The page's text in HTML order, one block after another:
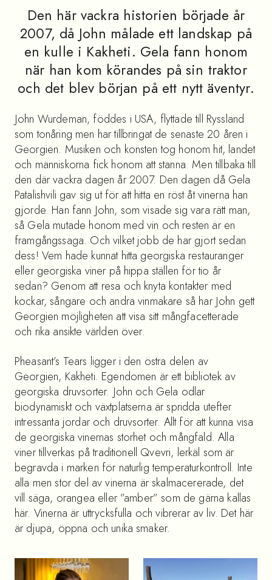
Den här vackra historien började år
2007, då John målade ett landskap på
en kulle i Kakheti. Gela fann honom
när han kom körandes på sin traktor
och det blev början på ett nytt äventyr.
John Wurdeman, föddes i USA, flyttade till Ryssland
som tonåring men har tillbringat de senaste 20 åren i
Georgien. Musiken och konsten tog honom hit, landet
och människorna fick honom att stanna. Men tillbaka till
den där vackra dagen år 2007. Den dagen då Gela
Patalishvili gav sig ut för att hitta en röst åt vinerna han
gjorde. Han fann John, som visade sig vara rätt man,
så Gela mutade honom med vin och resten är en
framgångssaga. Och vilket jobb de har gjort sedan
dess! Vem hade kunnat hitta georgiska restauranger
eller georgiska viner på hippa ställen för tio år
sedan? Genom att resa och knyta kontakter med
kockar, sångare och andra vinmakare så har John gett
Georgien möjligheten att visa sitt mångfacetterade
och rika ansikte världen över.
Pheasant’s Tears ligger i den östra delen av
Georgien, Kakheti. Egendomen är ett bibliotek av
georgiska druvsorter. John och Gela odlar
biodynamiskt och växtplatserna är spridda utefter
intressanta jordar och druvsorter. Allt för att kunna visa
de georgiska vinernas storhet och mångfald. Alla
viner tillverkas på traditionell Qvevri, lerkäl som är
begravda i marken för naturlig temperaturkontroll. Inte
alla men stor del av vinerna är skalmacererade, det
vill säga, orangea eller ”amber” som de gärna kallas
här. Vinerna är uttrycksfulla och vibrerar av liv. Det här
är djupa, öppna och unika smaker.